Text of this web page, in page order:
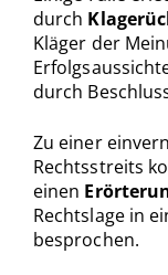
durch
Kläger der
durch
Zu einer
Rechtsstreits
einen
Rechtslage in
besprochen.